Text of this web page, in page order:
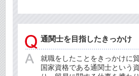
通関士を目指したきっかけ
就職をしたことをきっかけに
国家資格である通関士という